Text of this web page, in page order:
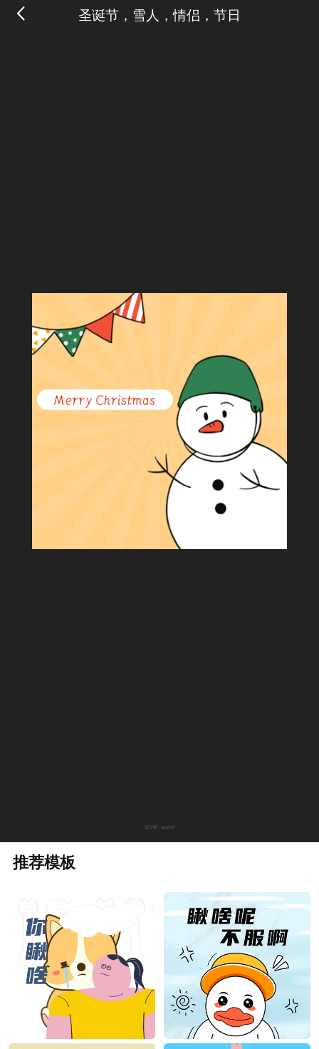
圣诞节，雪人，情侣，节日
设计师：aza528
推荐模板